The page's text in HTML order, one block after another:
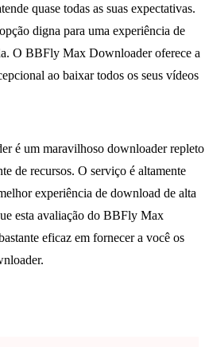
quase todas as suas expectativas.
digna para uma experiência de
O BBFly Max Downloader oferece a
ao baixar todos os seus vídeos
é um maravilhoso downloader repleto
de recursos. O serviço é altamente
experiência de download de alta
esta avaliação do BBFly Max
eficaz em fornecer a você os